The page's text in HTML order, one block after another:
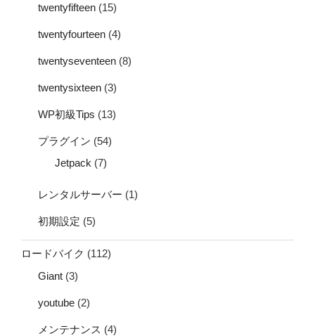
twentyfifteen (15)
twentyfourteen (4)
twentyseventeen (8)
twentysixteen (3)
WP初級Tips (13)
プラグイン (54)
Jetpack (7)
レンタルサーバー (1)
初期設定 (5)
ロードバイク (112)
Giant (3)
youtube (2)
メンテナンス (4)